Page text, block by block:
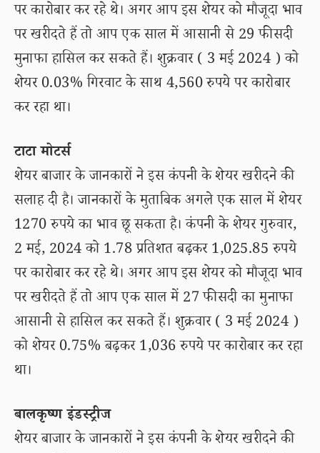
पर कारोबार कर रहे थे। अगर आप इस शेयर को मौजूदा भाव
पर खरीदते हैं तो आप एक साल में आसानी से 29 फीसदी
मुनाफा हासिल कर सकते हैं। शुक्रवार ( 3 मई 2024 ) को
शेयर 0.03% गिरवाट के साथ 4,560 रुपये पर कारोबार
कर रहा था।
टाटा मोटर्स
शेयर बाजार के जानकारों ने इस कंपनी के शेयर खरीदने की
सलाह दी है। जानकारों के मुताबिक अगले एक साल में शेयर
1270 रुपये का भाव छू सकता है। कंपनी के शेयर गुरुवार,
2 मई, 2024 को 1.78 प्रतिशत बढ़कर 1,025.85 रुपये
पर कारोबार कर रहे थे। अगर आप इस शेयर को मौजूदा भाव
पर खरीदते हैं तो आप एक साल में 27 फीसदी का मुनाफा
आसानी से हासिल कर सकते हैं। शुक्रवार ( 3 मई 2024 )
को शेयर 0.75% बढ़कर 1,036 रुपये पर कारोबार कर रहा
था।
बालकृष्ण इंडस्ट्रीज
शेयर बाजार के जानकारों ने इस कंपनी के शेयर खरीदने की